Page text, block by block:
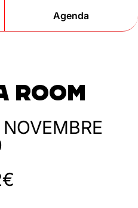
Agenda
Room